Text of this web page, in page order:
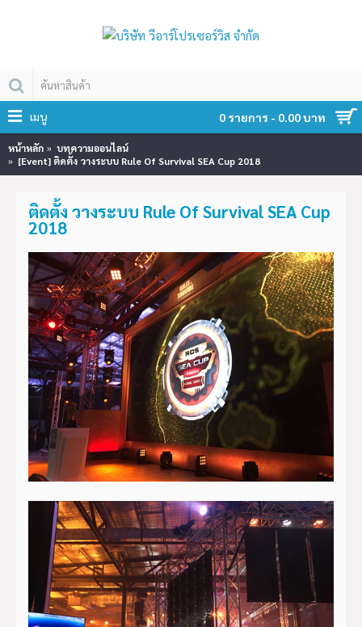
0 รายการ - 0.00 บาท
เมนู
หน้าหลัก
บทความออนไลน์
[Event] ติดตั้ง วางระบบ Rule Of Survival SEA Cup 2018
ติดตั้ง วางระบบ Rule Of Survival SEA Cup
2018